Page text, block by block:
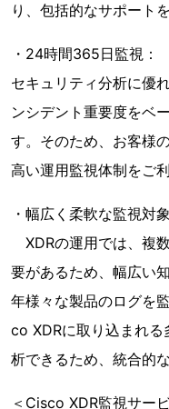
り、包括的なサポート
・24時間365日監視：
セキュリティ分析に優
ンシデント重要度をベ
す。そのため、お客様
高い運用監視体制をご
・幅広く柔軟な監視対象
XDRの運用では、複
要があるため、幅広い
年様々な製品のログを
co XDRに取り込まれ
析できるため、統合的
＜Cisco XDR監視サー